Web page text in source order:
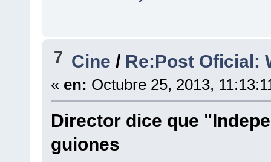
7 Cine/ Re:Post Oficial:
« en: Octubre 25, 2013,
Director dice que
guiones